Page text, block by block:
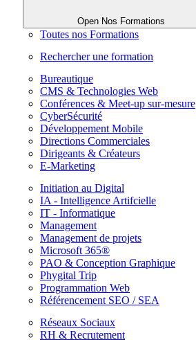
Open Nos Formations
Toutes nos Formations
Rechercher une formation
Bureautique
CMS & Technologies Web
Conférences & Meet-up sur-mesure
CyberSécurité
Développement Mobile
Directions Commerciales
Dirigeants & Créateurs
E-Marketing
Initiation au Digital
IA - Intelligence Artifcielle
IT - Informatique
Management
Management de projets
Microsoft 365®
PAO & Conception Graphique
Phygital Trip
Programmation Web
Référencement SEO / SEA
Réseaux Sociaux
RH & Recrutement